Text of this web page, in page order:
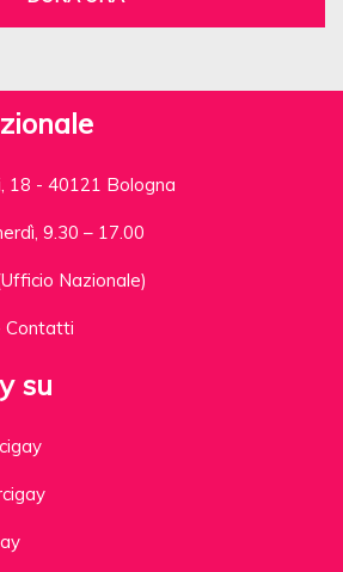
18 - 40121 Bologna
9.30 – 17.00
Nazionale)
Contatti
su